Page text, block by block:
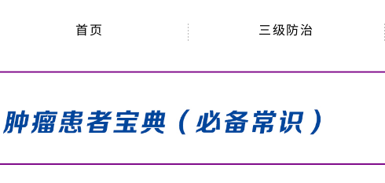
首页 三级防治